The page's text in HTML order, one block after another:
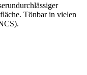
Tönbar in vielen